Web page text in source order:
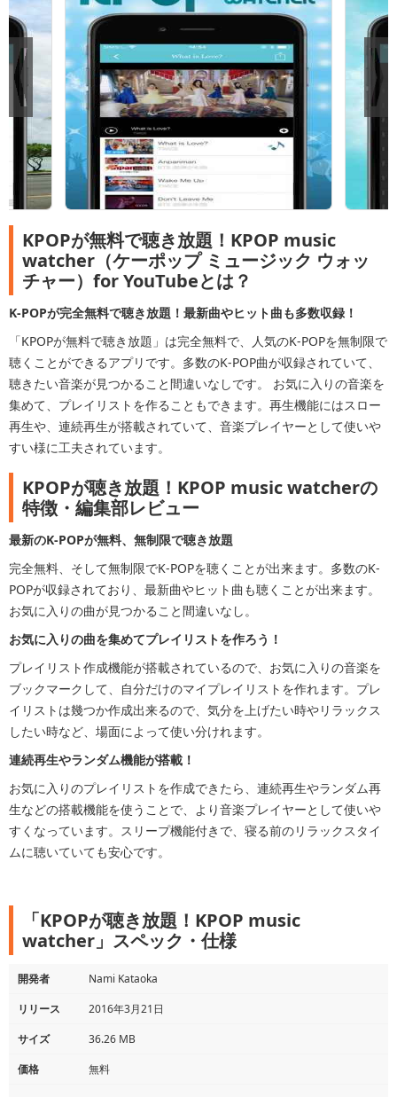
KPOPが無料で聴き放題！KPOP music
watcher（ケーポップ ミュージック ウォッ
チャー）for YouTubeとは？
K-POPが完全無料で聴き放題！最新曲やヒット曲も多数収録！
「KPOPが無料で聴き放題」は完全無料で、人気のK-POPを無制限で
聴くことができるアプリです。多数のK-POP曲が収録されていて、
聴きたい音楽が見つかること間違いなしです。 お気に入りの音楽を
集めて、プレイリストを作ることもできます。再生機能にはスロー
再生や、連続再生が搭載されていて、音楽プレイヤーとして使いや
すい様に工夫されています。
KPOPが聴き放題！KPOP music watcherの
特徴・編集部レビュー
最新のK-POPが無料、無制限で聴き放題
完全無料、そして無制限でK-POPを聴くことが出来ます。多数のK-
POPが収録されており、最新曲やヒット曲も聴くことが出来ます。
お気に入りの曲が見つかること間違いなし。
お気に入りの曲を集めてプレイリストを作ろう！
プレイリスト作成機能が搭載されているので、お気に入りの音楽を
ブックマークして、自分だけのマイプレイリストを作れます。プレ
イリストは幾つか作成出来るので、気分を上げたい時やリラックス
したい時など、場面によって使い分けれます。
連続再生やランダム機能が搭載！
お気に入りのプレイリストを作成できたら、連続再生やランダム再
生などの搭載機能を使うことで、より音楽プレイヤーとして使いや
すくなっています。スリープ機能付きで、寝る前のリラックスタイ
ムに聴いていても安心です。
「KPOPが聴き放題！KPOP music
watcher」スペック・仕様
開発者
Nami Kataoka
リリース
2016年3月21日
サイズ
36.26 MB
価格
無料